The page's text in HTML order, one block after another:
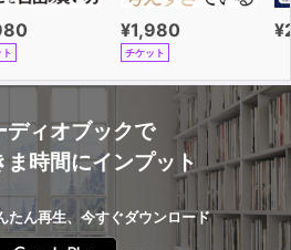
¥1,980
チケット
ディオブックで
ま時間にインプット
たん再生、今すぐダウンロード